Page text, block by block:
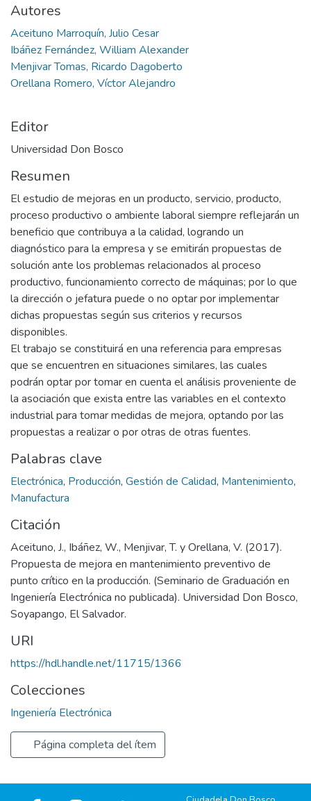
Autores
Aceituno Marroquín, Julio Cesar
Ibáñez Fernández, William Alexander
Menjivar Tomas, Ricardo Dagoberto
Orellana Romero, Víctor Alejandro
Editor
Universidad Don Bosco
Resumen
El estudio de mejoras en un producto, servicio, producto,
proceso productivo o ambiente laboral siempre reflejarán un
beneficio que contribuya a la calidad, logrando un
diagnóstico para la empresa y se emitirán propuestas de
solución ante los problemas relacionados al proceso
productivo, funcionamiento correcto de máquinas; por lo que
la dirección o jefatura puede o no optar por implementar
dichas propuestas según sus criterios y recursos
disponibles.
El trabajo se constituirá en una referencia para empresas
que se encuentren en situaciones similares, las cuales
podrán optar por tomar en cuenta el análisis proveniente de
la asociación que exista entre las variables en el contexto
industrial para tomar medidas de mejora, optando por las
propuestas a realizar o por otras de otras fuentes.
Palabras clave
Electrónica, Producción, Gestión de Calidad, Mantenimiento,
Manufactura
Citación
Aceituno, J., Ibáñez, W., Menjivar, T. y Orellana, V. (2017).
Propuesta de mejora en mantenimiento preventivo de
punto crítico en la producción. (Seminario de Graduación en
Ingeniería Electrónica no publicada). Universidad Don Bosco,
Soyapango, El Salvador.
URI
https://hdl.handle.net/11715/1366
Colecciones
Ingeniería Electrónica
Página completa del ítem